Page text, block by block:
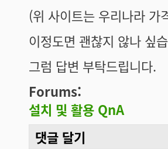
(위 사이트는 우리나라
이정도면 괜찮지 않나 싶
그럼 답변 부탁드립니다.
Forums:
설치 및 활용 QnA
댓글 달기